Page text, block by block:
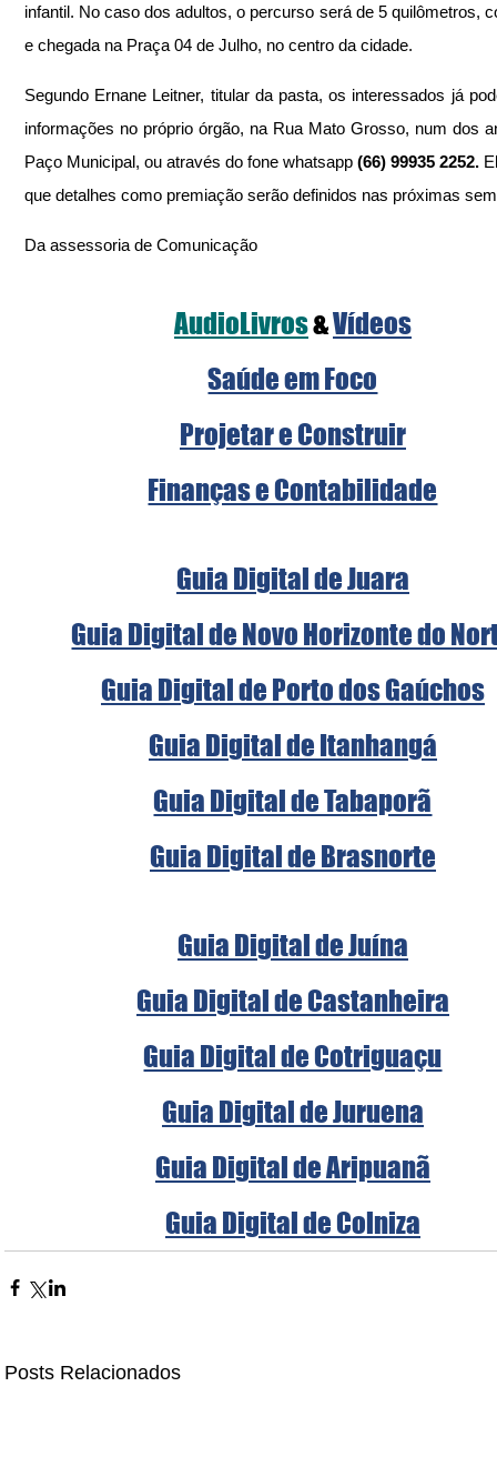
infantil. No caso dos adultos, o percurso será de 5 quilômetros,
e chegada na Praça 04 de Julho, no centro da cidade.
Segundo Ernane Leitner, titular da pasta, os interessados já
informações no próprio órgão, na Rua Mato Grosso, num dos
Paço Municipal, ou através do fone whatsapp (66) 99935 2252.
que detalhes como premiação serão definidos nas próximas
Da assessoria de Comunicação
AudioLivros&Vídeos
Saúde em Foco
Projetar e Construir
Finanças e Contabilidade
Guia Digital de Juara
Guia Digital de Novo Horizonte do
Guia Digital de Porto dos Gaúchos
Guia Digital de Itanhangá
Guia Digital de Tabaporã
Guia Digital de Brasnorte
Guia Digital de Juína
Guia Digital de Castanheira
Guia Digital de Cotriguaçu
Guia Digital de Juruena
Guia Digital de Aripuanã
Guia Digital de Colniza
Posts Relacionados